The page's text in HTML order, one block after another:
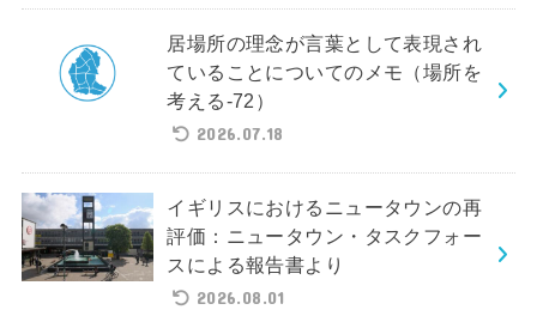
居場所の理念が言葉として表現され
ていることについてのメモ（場所を
考える-72）
2026.07.18
イギリスにおけるニュータウンの再
評価：ニュータウン・タスクフォー
スによる報告書より
2026.08.01